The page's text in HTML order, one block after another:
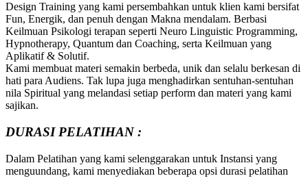
Design Training yang kami persembahkan untuk klien kami bersifat
Fun, Energik, dan penuh dengan Makna mendalam. Berbasi
Keilmuan Psikologi terapan seperti Neuro Linguistic Programming,
Hypnotherapy, Quantum dan Coaching, serta Keilmuan yang
Aplikatif & Solutif.
Kami membuat materi semakin berbeda, unik dan selalu berkesan di
hati para Audiens. Tak lupa juga menghadirkan sentuhan-sentuhan
nila Spiritual yang melandasi setiap perform dan materi yang kami
sajikan.
DURASI PELATIHAN :
Dalam Pelatihan yang kami selenggarakan untuk Instansi yang
menguundang, kami menyediakan beberapa opsi durasi pelatihan